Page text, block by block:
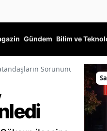
Gündem Bilim ve
Sorununu Dinledi